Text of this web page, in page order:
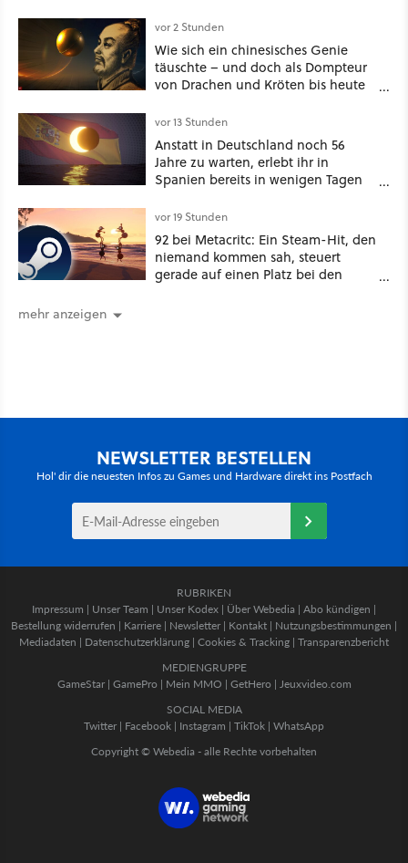
vor 2 Stunden
Wie sich ein chinesisches Genie
täuschte – und doch als Dompteur
von Drachen und Kröten bis heute
vor 13 Stunden
Anstatt in Deutschland noch 56
Jahre zu warten, erlebt ihr in
Spanien bereits in wenigen Tagen
vor 19 Stunden
92 bei Metacritc: Ein Steam-Hit, den
niemand kommen sah, steuert
gerade auf einen Platz bei den
mehr anzeigen
NEWSLETTER BESTELLEN
Hol' dir die neuesten Infos zu Games und Hardware direkt ins Postfach
RUBRIKEN
Impressum | Unser Team | Unser Kodex | Über Webedia | Abo kündigen |
Bestellung widerrufen | Karriere | Newsletter | Kontakt | Nutzungsbestimmungen |
Mediadaten | Datenschutzerklärung | Cookies & Tracking | Transparenzbericht
MEDIENGRUPPE
GameStar| GamePro | Mein MMO | GetHero | Jeuxvideo.com
SOCIAL MEDIA
Twitter | Facebook | Instagram | TikTok | WhatsApp
Copyright © Webedia - alle Rechte vorbehalten